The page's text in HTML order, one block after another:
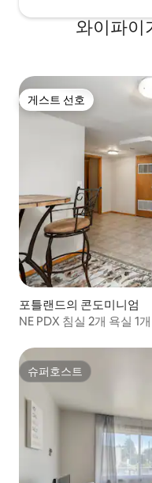
와이파이
게스트 선호
게스트 선호
포틀랜드의 콘도미니엄
NE PDX 침실 2개 욕실 1
슈퍼호스트
슈퍼호스트